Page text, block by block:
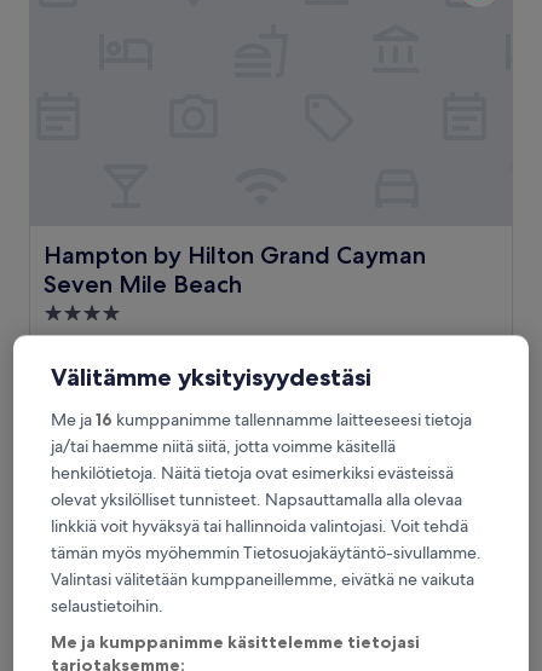
Hampton by Hilton Grand Cayman
Seven Mile Beach
Hampton by Hilton Grand Cayman Seven Mile Beach
4.0
tähden
majoituspaikka
9.2
kautta
10,
Upea,
(868
arvostelua)
9,2/10 Upea (868 arvostelua)
on
234 €
sisältää verot ja maksut
Grand Cayman Marriott Resort
Välitämme yksityisyydestäsi
Me ja16 kumppanimme tallennamme laitteeseesi tietoja
ja/tai haemme niitä siitä, jotta voimme käsitellä
henkilötietoja. Näitä tietoja ovat esimerkiksi evästeissä
olevat yksilölliset tunnisteet. Napsauttamalla alla olevaa
linkkiä voit hyväksyä tai hallinnoida valintojasi. Voit tehdä
tämän myös myöhemmin Tietosuojakäytäntö-sivullamme.
Valintasi välitetään kumppaneillemme, eivätkä ne vaikuta
selaustietoihin.
Me ja kumppanimme käsittelemme tietojasi
tarjotaksemme: